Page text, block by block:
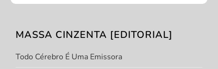
ã
o
d
MASSA CINZENTA [EDITORIAL]
Todo Cérebro É Uma Emissora